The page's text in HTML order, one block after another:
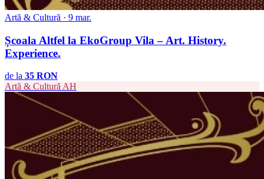
Artă & Cultură · 9 mar.
Școala Altfel la EkoGroup Vila – Art. History.
Experience.
de la 35 RON
Artă & Cultură AH